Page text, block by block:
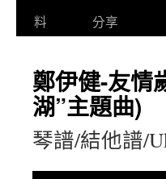
料
分享
鄭伊健-友情
湖”主題曲)
琴譜/結他譜/